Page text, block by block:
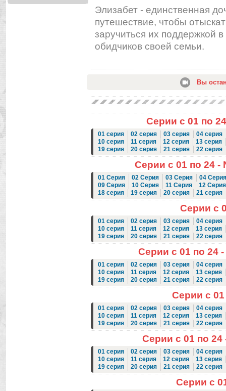
Элизабет - единственная
путешествие, чтобы
заручиться их поддержкой
обидчиков своей семьи.
Вы
Серии с 01 по
01 серия 02 серия 03 серия
04 серия
10 серия
11 серия 12 серия
13 серия
19 серия
20 серия 21 серия 22 серия
Серии с 01 по 24 -
01 Серия 02 Серия 03 Серия
04 Серия
09 Серия
10 Серия 11 Серия
12 Серия
18 серия
19 серия 20 серия 21 серия
Серии с
01 серия 02 серия 03 серия
04 серия
10 серия
11 серия 12 серия
13 серия
19 серия
20 серия 21 серия 22 серия
Серии с 01 по 24
01 серия 02 серия 03 серия
04 серия
10 серия
11 серия 12 серия
13 серия
19 серия
20 серия 21 серия 22 серия
Серии с
01 серия 02 серия 03 серия
04 серия
10 серия
11 серия 12 серия
13 серия
19 серия
20 серия 21 серия 22 серия
Серии с 01 по 24
01 серия 02 серия 03 серия
04 серия
10 серия
11 серия 12 серия
13 серия
19 серия
20 серия 21 серия 22 серия
Серии с